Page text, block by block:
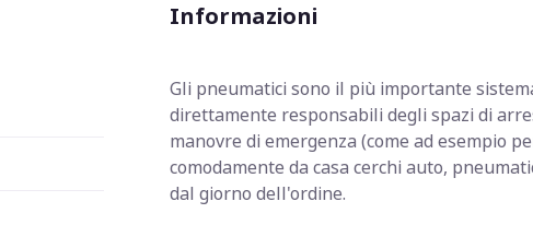
Informazioni
Gli pneumatici sono il più importante
direttamente responsabili degli spazi di
manovre di emergenza (come ad esempio
comodamente da casa cerchi auto,
dal giorno dell'ordine.